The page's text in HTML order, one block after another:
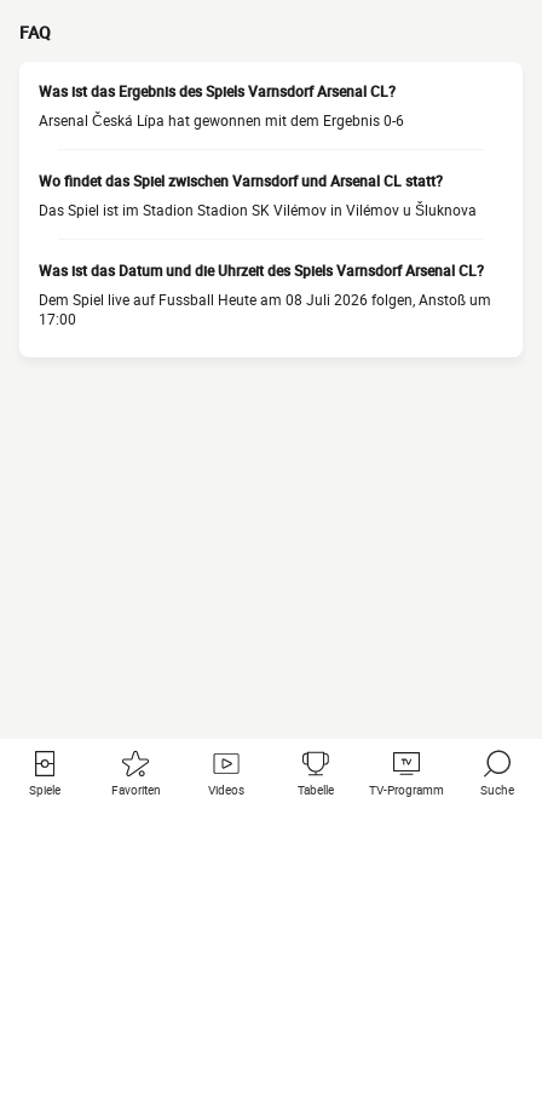
FAQ
Was ist das Ergebnis des Spiels Varnsdorf Arsenal CL?
Arsenal Česká Lípa hat gewonnen mit dem Ergebnis 0-6
Wo findet das Spiel zwischen Varnsdorf und Arsenal CL statt?
Das Spiel ist im Stadion Stadion SK Vilémov in Vilémov u Šluknova
Was ist das Datum und die Uhrzeit des Spiels Varnsdorf Arsenal CL?
Dem Spiel live auf Fussball Heute am 08 Juli 2026 folgen, Anstoß um
17:00
Spiele Favoriten Videos Tabelle TV-Programm Suche